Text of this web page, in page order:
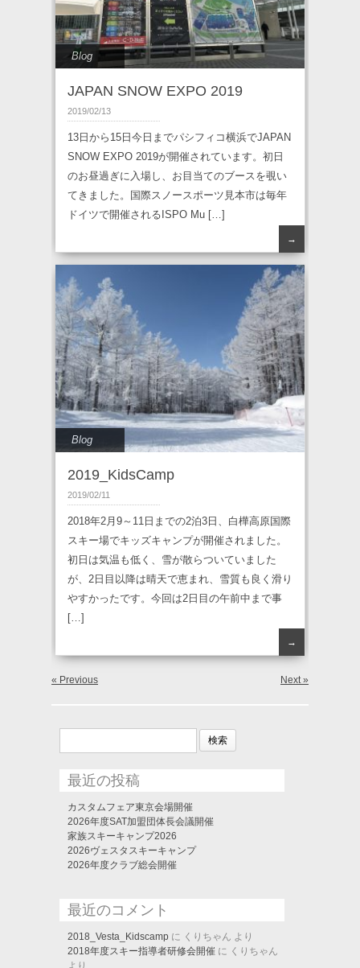
Blog
JAPAN SNOW EXPO 2019
2019/02/13
13日から15日今日までパシフィコ横浜でJAPAN
SNOW EXPO 2019が開催されています。初日
のお昼過ぎに入場し、お目当てのブースを覗い
てきました。国際スノースポーツ見本市は毎年
ドイツで開催されるISPO Mu […]
→
Blog
2019_KidsCamp
2019/02/11
2018年2月9～11日までの2泊3日、白樺高原国際
スキー場でキッズキャンプが開催されました。
初日は気温も低く、雪が散らついていました
が、2日目以降は晴天で恵まれ、雪質も良く滑り
やすかったです。今回は2日目の午前中まで事
[…]
→
« Previous Next »
検
最近の投稿
カスタムフェア東京会場開催
2026年度SAT加盟団体長会議開催
家族スキーキャンプ2026
2026ヴェスタスキーキャンプ
2026年度クラブ総会開催
最近のコメント
2018_Vesta_Kidscamp に くりちゃん より
2018年度スキー指導者研修会開催 に くりちゃん
より